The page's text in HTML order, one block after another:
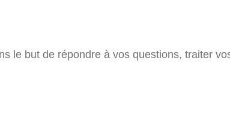
le but de répondre à vos questions, traiter